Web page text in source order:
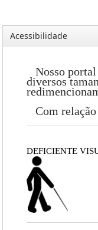
Acessibilidade
Nosso portal
diversos
Com
DEFICIENTE